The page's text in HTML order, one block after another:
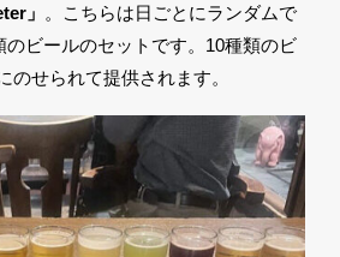
」 。こちらは日ごとにランダムで
ビールのセットです。10種類のビ
のせられて提供されます。